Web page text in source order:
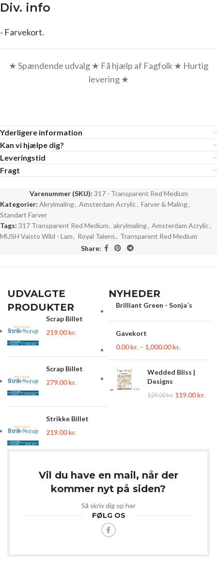
Div. info
◦ Farvekort.
★ Spændende udvalg ★ Få hjælp af Fagfolk ★ Hurtig
levering ★
Yderligere information
Kan vi hjælpe dig?
Leveringstid
Fragt
Varenummer (SKU): 317 - Transparent Red Medium
Kategorier: Akrylmaling, Amsterdam Acrylic, Farver & Maling,
Standart Farver
Tags: 317 Transparent Red Medium, akrylmaling, Amsterdam Acrylic,
MUSH Vaisto Wild - Lam, Royal Talens, Transparent Red Medium
Share:
UDVALGTE
PRODUKTER
Scrap Billet
219.00kr.
Scrap Billet
279.00kr.
Strikke Billet
219.00kr.
NYHEDER
Brilliant Green - Sonja´s
Gavekort
0.00kr. – 1,000.00kr.
Wedded Bliss |
Designs
129.00kr. 119.00kr.
Vil du have en mail, når der
kommer nyt på siden?
Så skriv dig op her
FØLG OS